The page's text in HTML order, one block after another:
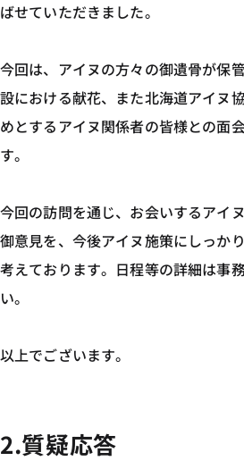
ばせていただきました。
今回は、アイヌの方々の御遺骨が保
設における献花、また北海道アイヌ
めとするアイヌ関係者の皆様との面
す。
今回の訪問を通じ、お会いするアイ
御意見を、今後アイヌ施策にしっか
考えております。日程等の詳細は事
い。
以上でございます。
2.質疑応答